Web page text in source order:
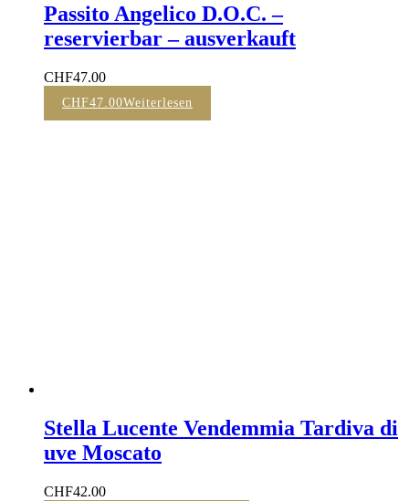
Passito Angelico D.O.C. –
reservierbar – ausverkauft
CHF47.00
CHF47.00Weiterlesen
Stella Lucente Vendemmia Tardiva di
uve Moscato
CHF42.00